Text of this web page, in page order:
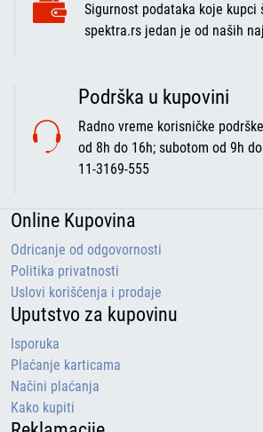
Sigurnost podataka koje kupci
spektra.rs jedan je od naših
Podrška u kupovini
Radno vreme korisničke
od 8h do 16h; subotom od 9h
11-3169-555
Online Kupovina
Odricanje od odgovornosti
Politika privatnosti
Uslovi korišćenja i prodaje
Uputstvo za kupovinu
Isporuka
Plaćanje karticama
Načini plaćanja
Kako kupiti